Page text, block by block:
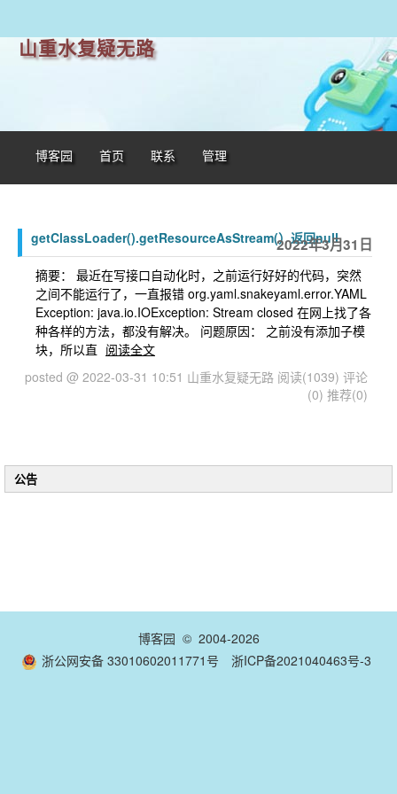
山重水复疑无路
博客园 首页 联系 管理
2022年3月31日
getClassLoader().getResourceAsStream(）返回null
摘要： 最近在写接口自动化时，之前运行好好的代码，突然
之间不能运行了，一直报错 org.yaml.snakeyaml.error.YAML
Exception: java.io.IOException: Stream closed 在网上找了各
种各样的方法，都没有解决。 问题原因： 之前没有添加子模
块，所以直 阅读全文
posted @ 2022-03-31 10:51 山重水复疑无路 阅读(1039) 评论
(0) 推荐(0)
公告
博客园 © 2004-2026
浙公网安备 33010602011771号
浙ICP备2021040463号-3